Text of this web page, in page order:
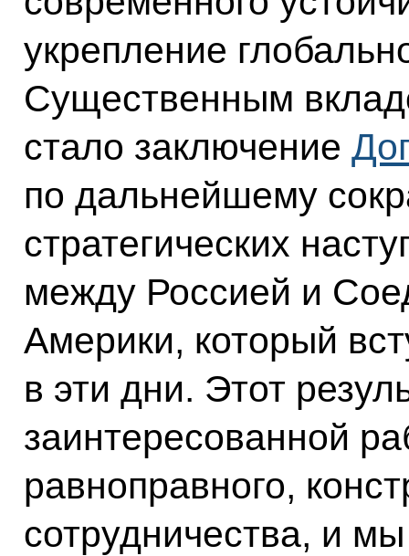
укрепление
Существенным
стало заключение
по дальнейшему
стратегических
между Россией и
Америки, который
в эти дни. Этот
заинтересованной
равноправного,
сотрудничества, и